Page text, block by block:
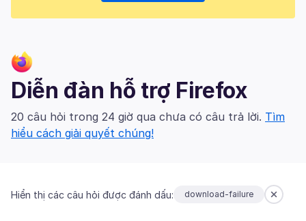
Diễn đàn hỗ trợ Firefox
20 câu hỏi trong 24 giờ qua chưa có câu trả lời. Tìm
hiểu cách giải quyết chúng!
Hiển thị các câu hỏi được đánh dấu: download-failure